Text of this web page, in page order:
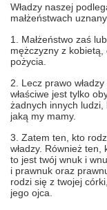
Władzy naszej
małżeństwach
1. Małżeństwo zaś
mężczyzny z
pożycia.
2. Lecz prawo
właściwe jest tylko
żadnych innych ludzi,
jaką my mamy.
3. Zatem ten, kto
władzy. Również ten,
to jest twój wnuk i
i prawnuk oraz
rodzi się z twojej
jego ojca.